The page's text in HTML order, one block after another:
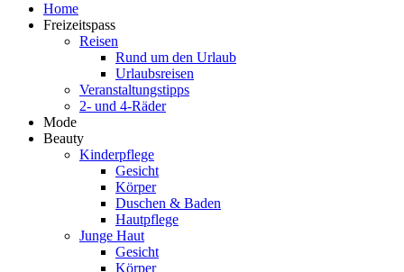
Home
Freizeitspass
Reisen
Rund um den Urlaub
Urlaubsreisen
Veranstaltungstipps
2- und 4-Räder
Mode
Beauty
Kinderpflege
Gesicht
Körper
Duschen & Baden
Hautpflege
Junge Haut
Gesicht
Körper